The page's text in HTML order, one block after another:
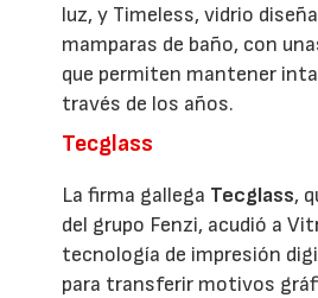
luz, y Timeless, vidrio
mamparas de baño, con
que permiten mantener
través de los años.
Tecglass
La firma gallega Tecglass,
del grupo Fenzi, acudió a
tecnología de impresión
para transferir motivos